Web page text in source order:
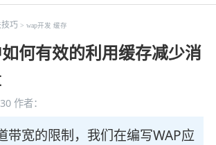
服务器
巧 > wap开发 缓存
何有效的利用缓存减少消
作者：
带宽的限制，我们在编写WAP应